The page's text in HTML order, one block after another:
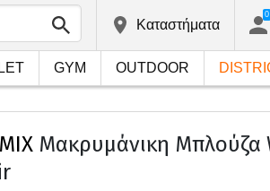
Kαταστήματα
0
GYM OUTDOOR
Μακρυμάνικη Μπλούζα